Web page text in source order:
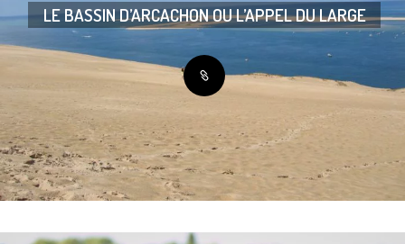
LE BASSIN D’ARCACHON OU L’APPEL DU LARGE